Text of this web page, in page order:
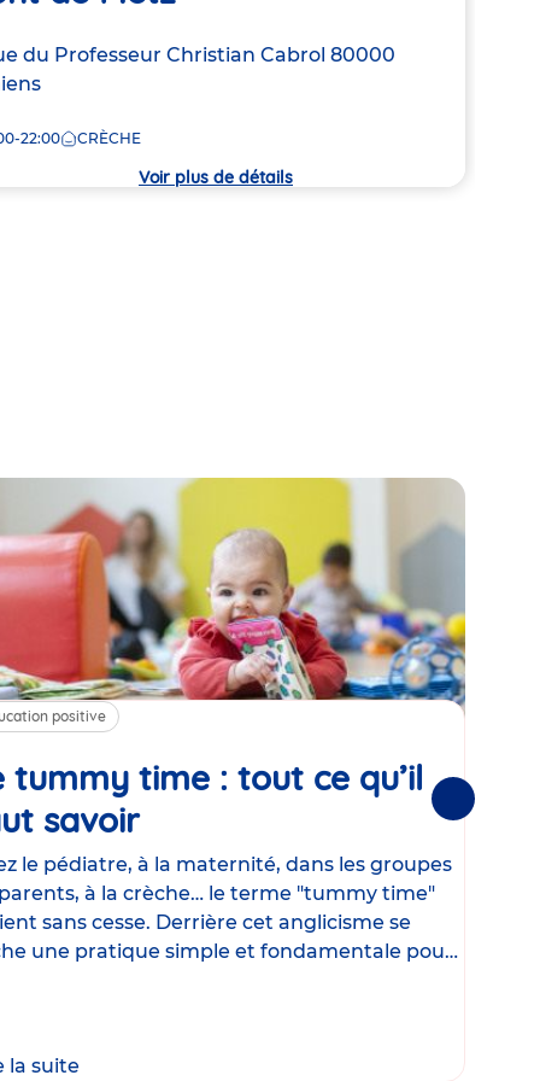
du Professeur Christian Cabrol 80000
22:00 CRÈCHE
Voir plus de détails
positive
tummy time : tout ce qu’il
savoirArticle
le pédiatre, à la maternité, dans les groupes
à la crèche… le terme "tummy time"
sans cesse. Derrière cet anglicisme se
une pratique simple et fondamentale pour
la suite
Suivantes